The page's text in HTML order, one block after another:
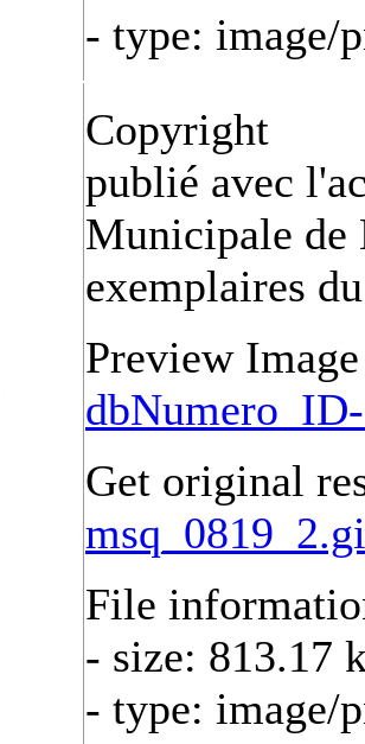
- type: image/
Copyright
publié avec
Municipale de
exemplaires
Preview Image
Get original
File
- size: 813.17
- type: image/